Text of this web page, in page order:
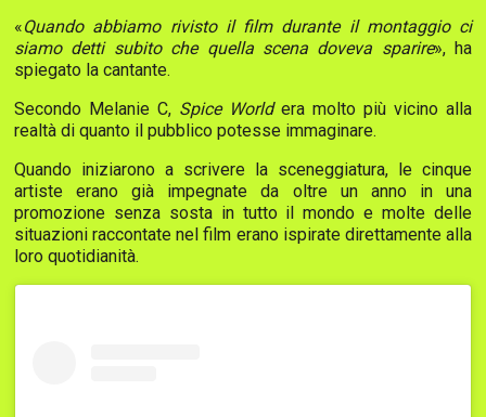
«Quando abbiamo rivisto il film durante il montaggio ci
siamo detti subito che quella scena doveva sparire», ha
spiegato la cantante.
Secondo Melanie C, Spice Worldera molto più vicino alla
realtà di quanto il pubblico potesse immaginare.
Quando iniziarono a scrivere la sceneggiatura, le cinque
artiste erano già impegnate da oltre un anno in una
promozione senza sosta in tutto il mondo e molte delle
situazioni raccontate nel film erano ispirate direttamente alla
loro quotidianità.